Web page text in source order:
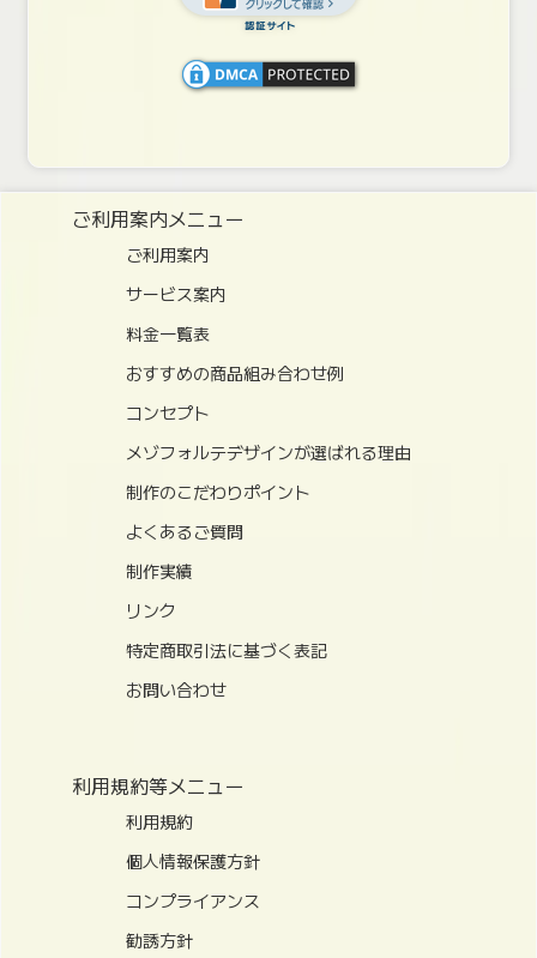
ご利用案内メニュー
ご利用案内
サービス案内
料金一覧表
おすすめの商品組み合わせ例
コンセプト
メゾフォルテデザインが選ばれる理由
制作のこだわりポイント
よくあるご質問
制作実績
リンク
特定商取引法に基づく表記
お問い合わせ
利用規約等メニュー
利用規約
個人情報保護方針
コンプライアンス
勧誘方針